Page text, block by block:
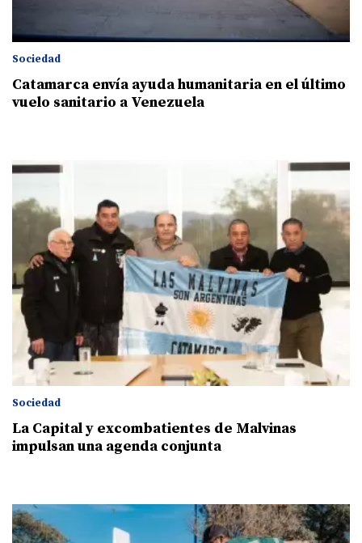
Sociedad
Catamarca envía ayuda humanitaria en el último
vuelo sanitario a Venezuela
Sociedad
La Capital y excombatientes de Malvinas
impulsan una agenda conjunta